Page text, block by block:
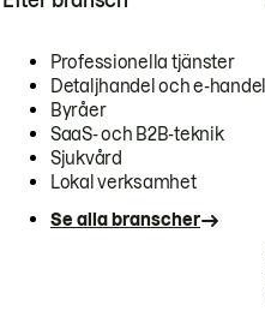
Professionella tjänster
Detaljhandel och e-handel
Byråer
SaaS- och B2B-teknik
Sjukvård
Lokal verksamhet
Se alla branscher